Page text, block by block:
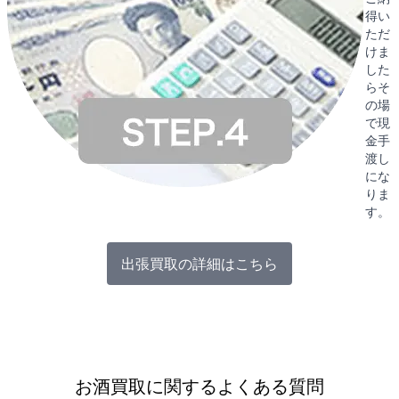
得い
ただ
けま
した
らそ
の場
で現
金手
渡し
にな
りま
す。
出張買取の詳細はこちら
お酒買取に関するよくある質問